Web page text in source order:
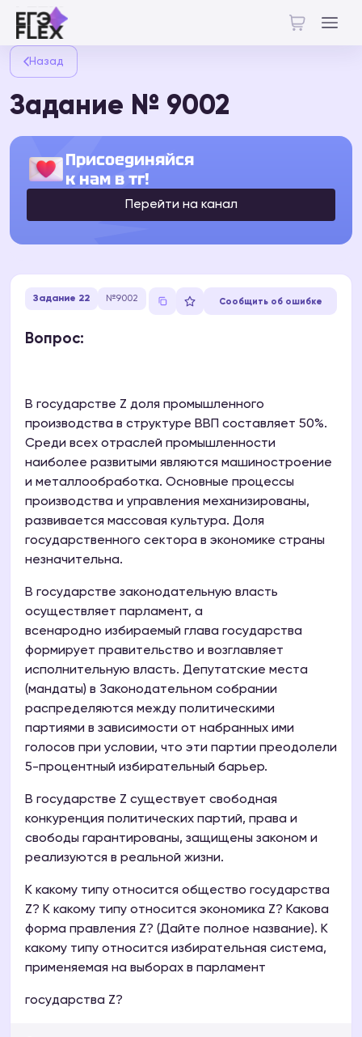
Назад
Задание № 9002
Присоединяйся
к нам в тг!
Перейти на канал
Задание 22 №9002 Сообщить об ошибке
Вопрос:
В государстве Z доля промышленного
производства в структуре ВВП составляет 50%.
Среди всех отраслей промышленности
наиболее развитыми являются машиностроение
и металлообработка. Основные процессы
производства и управления механизированы,
развивается массовая культура. Доля
государственного сектора в экономике страны
незначительна.
В государстве законодательную власть
осуществляет парламент, а
всенародно избираемый глава государства
формирует правительство и возглавляет
исполнительную власть. Депутатские места
(мандаты) в Законодательном собрании
распределяются между политическими
партиями в зависимости от набранных ими
голосов при условии, что эти партии преодолели
5-процентный избирательный барьер.
В государстве Z существует свободная
конкуренция политических партий, права и
свободы гарантированы, защищены законом и
реализуются в реальной жизни.
К какому типу относится общество государства
Z? К какому типу относится экономика Z? Какова
форма правления Z? (Дайте полное название). К
какому типу относится избирательная система,
применяемая на выборах в парламент
государства Z?